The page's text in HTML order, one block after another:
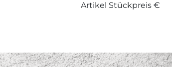
Artikel Stückpreis €